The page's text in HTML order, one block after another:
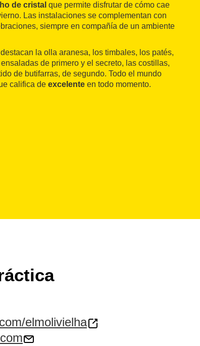
de cristal que permite disfrutar de cómo cae
Las instalaciones se complementan con
siempre en compañía de un ambiente
la olla aranesa, los timbales, los patés,
de primero y el secreto, las costillas,
de butifarras, de segundo. Todo el mundo
califica de excelente en todo momento.
elmolivielha